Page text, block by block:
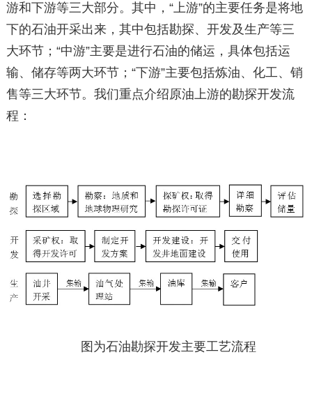
游和下游等三大部分。其中，“上游”的主要任务是将地
下的石油开采出来，其中包括勘探、开发及生产等三
大环节；“中游”主要是进行石油的储运，具体包括运
输、储存等两大环节；“下游”主要包括炼油、化工、销
售等三大环节。我们重点介绍原油上游的勘探开发流
程：
图为石油勘探开发主要工艺流程